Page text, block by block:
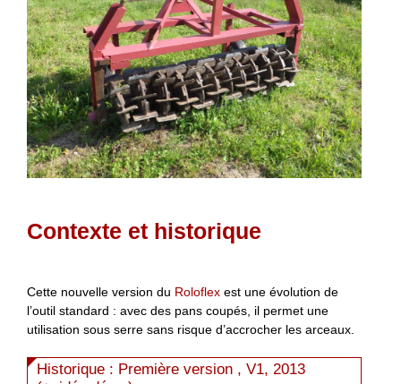
Contexte et historique
Cette nouvelle version du Roloflex est une évolution de
l’outil standard : avec des pans coupés, il permet une
utilisation sous serre sans risque d’accrocher les arceaux.
Historique : Première version , V1, 2013